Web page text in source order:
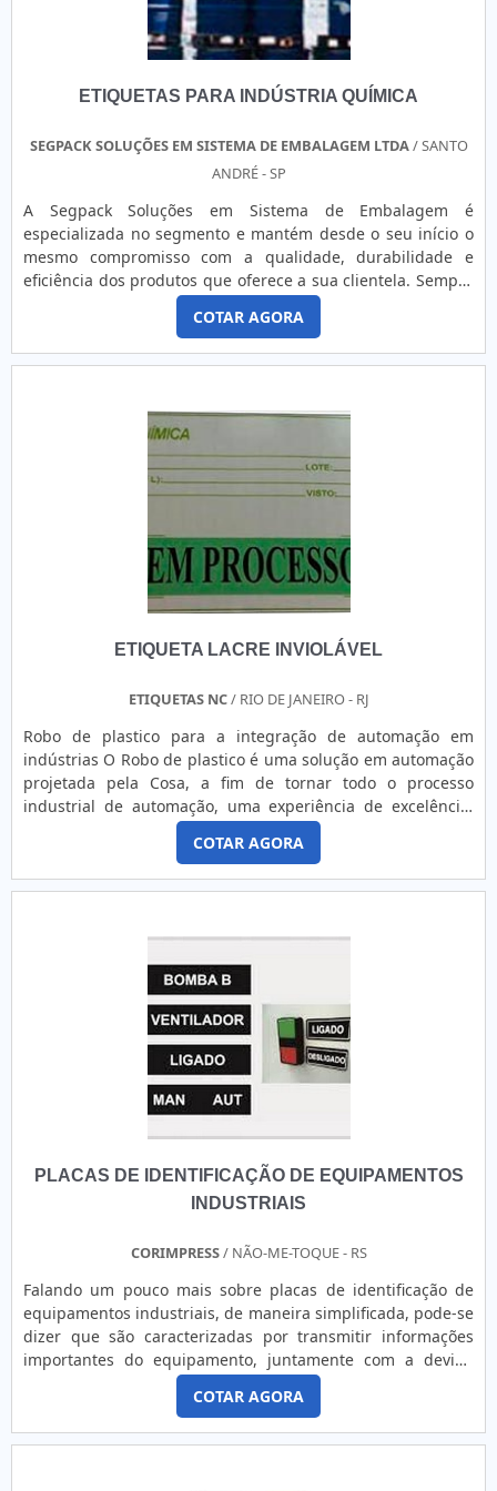
reposição? Procure-nos! O tempo é essencial no mundo
acelerado de hoje. Com nossos processos simplificados e
recursos de produção eficientes, você pode confiar em nós
possível, sem comprometer a qualidade!
ETIQUETAS PARA INDÚSTRIA QUÍMICA
SEGPACK SOLUÇÕES EM SISTEMA DE EMBALAGEM LTDA/ SANTO
ANDRÉ - SP
A Segpack Soluções em Sistema de Embalagem é
especializada no segmento e mantém desde o seu início o
mesmo compromisso com a qualidade, durabilidade e
eficiência dos produtos que oferece a sua clientela. Sempre
preocupada com o custo X benefício que seus produtos
Soluções em Sistema de Embalagem como as etiquetas
COTAR AGORA
ETIQUETA LACRE INVIOLÁVEL
ETIQUETAS NC/ RIO DE JANEIRO - RJ
Robo de plastico para a integração de automação em
indústrias O Robo de plastico é uma solução em automação
projetada pela Cosa, a fim de tornar todo o processo
industrial de automação, uma experiência de excelência.
Desenvolvido dentro da mais alta tecnologia em peças e
facilitam processos de automação comercial e industrial, na
COTAR AGORA
PLACAS DE IDENTIFICAÇÃO DE EQUIPAMENTOS
INDUSTRIAIS
CORIMPRESS/ NÃO-ME-TOQUE - RS
Falando um pouco mais sobre placas de identificação de
equipamentos industriais, de maneira simplificada, pode-se
dizer que são caracterizadas por transmitir informações
importantes do equipamento, juntamente com a devida
identificação da marca. São produzidas em diversos
formatos, seja retangular, oval, abaulado, repuxado, etc. O
PRODUTO OFERECE DIVERSAS VANTAGENSTem a
COTAR AGORA